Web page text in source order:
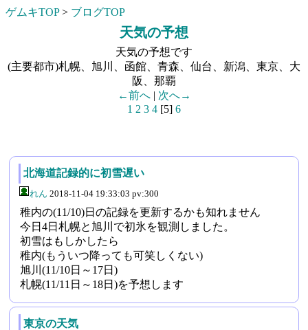
ゲムキTOP> ブログTOP
天気の予想
天気の予想です
(主要都市)札幌、旭川、函館、青森、仙台、新潟、東京、大
阪、那覇
←前へ| 次へ→
1 2 3 4 [5] 6
北海道記録的に初雪遅い
れん 2018-11-04 19:33:03 pv:300
稚内の(11/10)日の記録を更新するかも知れません
今日4日札幌と旭川で初氷を観測しました。
初雪はもしかしたら
稚内(もういつ降っても可笑しくない)
旭川(11/10日～17日)
札幌(11/11日～18日)を予想します
東京の天気